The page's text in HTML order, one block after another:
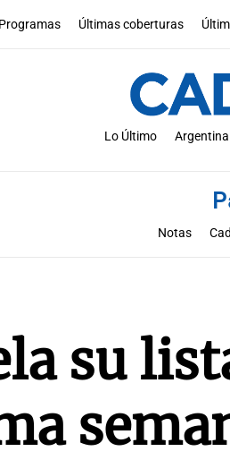
Programas Últimas coberturas
Lo Último Argentina
Notas
su